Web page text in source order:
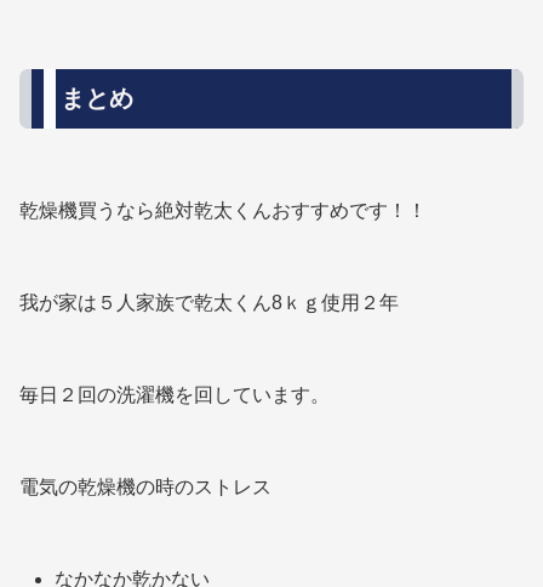
まとめ
乾燥機買うなら絶対乾太くんおすすめです！！
我が家は５人家族で乾太くん8ｋｇ使用２年
毎日２回の洗濯機を回しています。
電気の乾燥機の時のストレス
なかなか乾かない